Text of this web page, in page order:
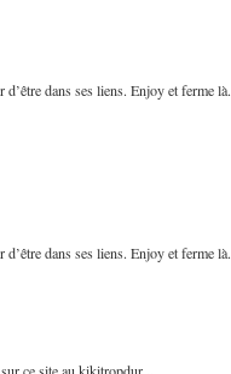
dans ses liens. Enjoy et ferme là.
dans ses liens. Enjoy et ferme là.